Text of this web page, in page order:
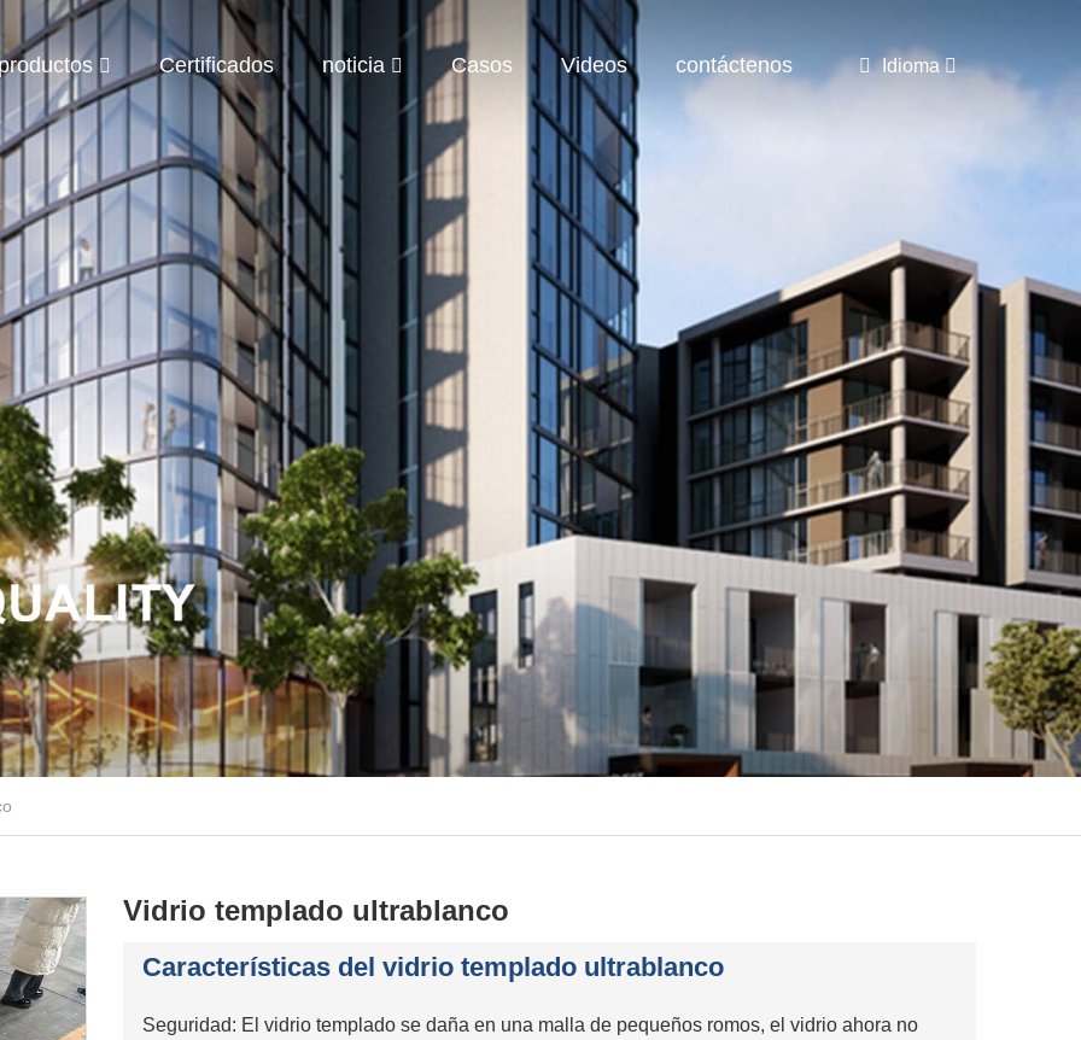
Certificados noticia Casos Videos contáctenos Idioma
Vidrio templado ultrablanco
Características del vidrio templado ultrablanco
Seguridad: El vidrio templado se daña en una malla de pequeños romos, el vidrio ahora no